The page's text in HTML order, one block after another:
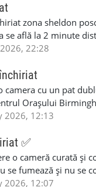
zona sheldon
se află la 2 minute
droguri :)) Liniște
22:28
camera cu un pat
Orașului
Asda Morrison
2026, 12:13
✅
o cameră curată și
se fumează și nu se
✔ Parcare gratuită ✔
2026, 12:07